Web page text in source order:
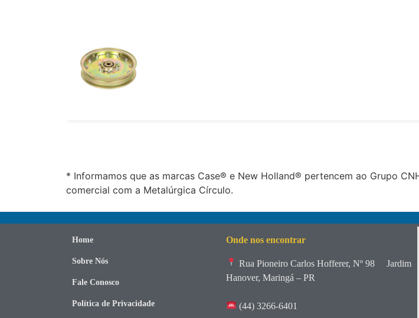
* Informamos que as marcas Case® e New Holland® pertencem ao Grupo
comercial com a Metalúrgica Círculo.
Home
Sobre Nós
Fale Conosco
Política de Privacidade
Onde nos encontrar
Rua Pioneiro Carlos Hofferer, Nº 98
Jardim
Hanover, Maringá – PR
(44) 3266-6401